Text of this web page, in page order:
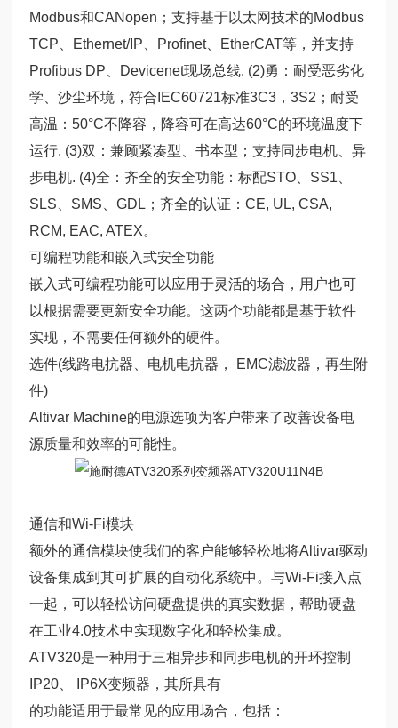
Modbus和CANopen；支持基于以太网技术的Modbus
TCP、Ethernet/IP、Profinet、EtherCAT等，并支持
Profibus DP、Devicenet现场总线. (2)勇：耐受恶劣化
学、沙尘环境，符合IEC60721标准3C3，3S2；耐受
高温：50°C不降容，降容可在高达60°C的环境温度下
运行. (3)双：兼顾紧凑型、书本型；支持同步电机、异
步电机. (4)全：齐全的安全功能：标配STO、SS1、
SLS、SMS、GDL；齐全的认证：CE, UL, CSA,
RCM, EAC, ATEX。
可编程功能和嵌入式安全功能
嵌入式可编程功能可以应用于灵活的场合，用户也可
以根据需要更新安全功能。这两个功能都是基于软件
实现，不需要任何额外的硬件。
选件(线路电抗器、电机电抗器， EMC滤波器，再生附
件)
Altivar Machine的电源选项为客户带来了改善设备电
源质量和效率的可能性。
通信和Wi-Fi模块
额外的通信模块使我们的客户能够轻松地将Altivar驱动
设备集成到其可扩展的自动化系统中。与Wi-Fi接入点
一起，可以轻松访问硬盘提供的真实数据，帮助硬盘
在工业4.0技术中实现数字化和轻松集成。
ATV320是一种用于三相异步和同步电机的开环控制
IP20、 IP6X变频器，其所具有
的功能适用于最常见的应用场合，包括：